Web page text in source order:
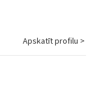
Apskatīt profilu >